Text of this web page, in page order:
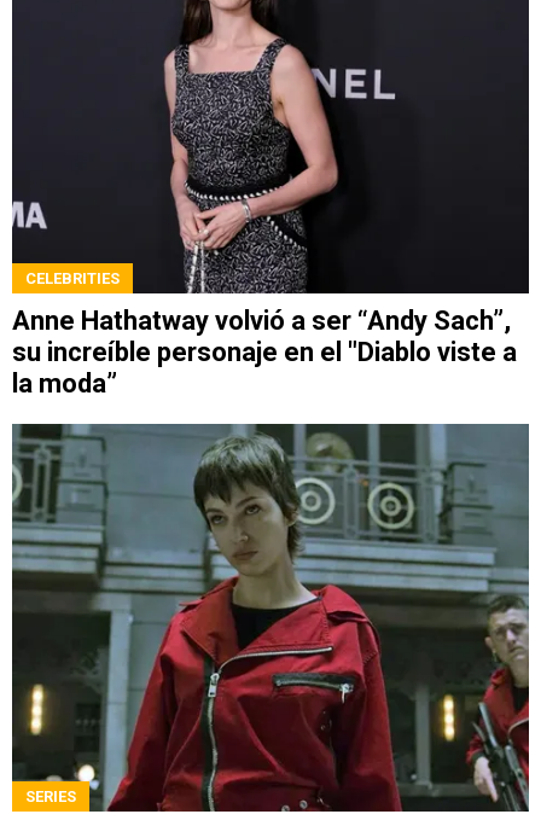
CELEBRITIES
Anne Hathatway volvió a ser “Andy Sach”,
su increíble personaje en el "Diablo viste a
la moda”
SERIES